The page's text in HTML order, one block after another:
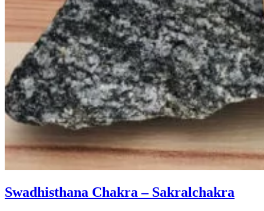
Swadhisthana Chakra – Sakralchakra